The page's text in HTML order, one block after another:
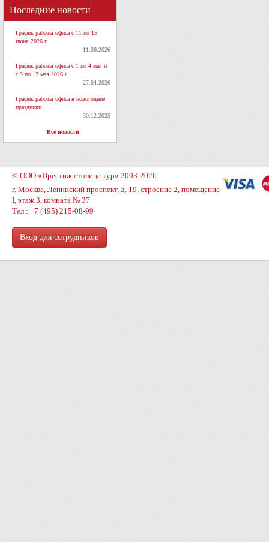
Последние новости
График работы офиса с 11 по 15
июня 2026 г.
11.06.2026
График работы офиса с 1 по 4 мая и
с 9 по 12 мая 2026 г.
27.04.2026
График работы офиса в новогодние
праздники
30.12.2025
Все новости
© ООО «Престиж столица тур» 2003-2026
г. Москва, Ленинский проспект, д. 19, строение 2, помещение
I, этаж 3, комната № 37
Тел.: +7 (495) 215-08-99
Вход для сотрудников